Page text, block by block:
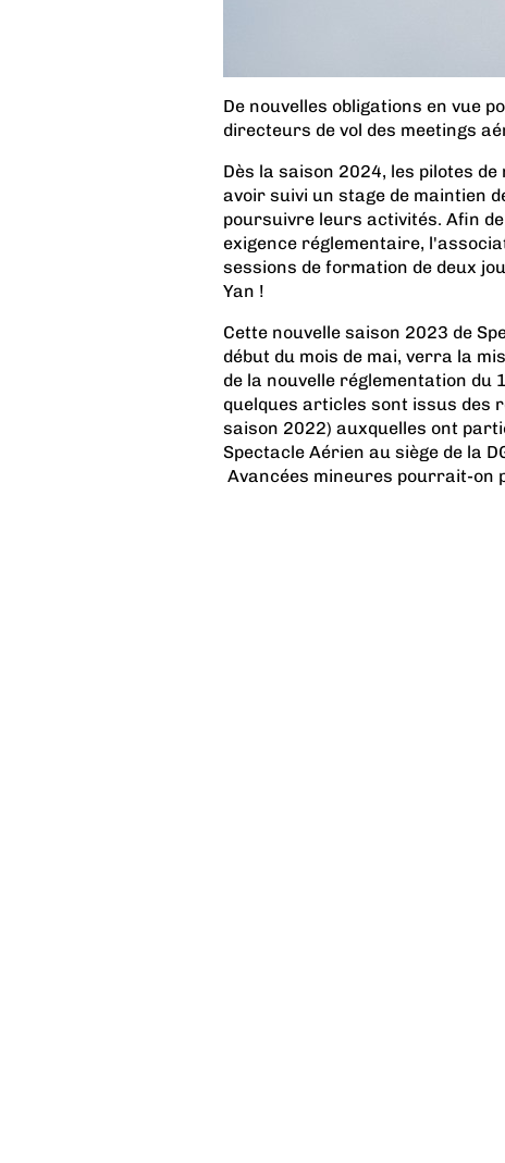
De nouvelles obligations en vue
directeurs de vol des meetings
Dès la saison 2024, les pilotes
avoir suivi un stage de maintien
poursuivre leurs activités. Afin
exigence réglementaire,
sessions de formation de deux
Yan !
Cette nouvelle saison 2023 de
début du mois de mai, verra la
de la nouvelle réglementation du
quelques articles sont issus des
saison 2022) auxquelles ont
Spectacle Aérien au siège de la
Avancées mineures pourrait-on